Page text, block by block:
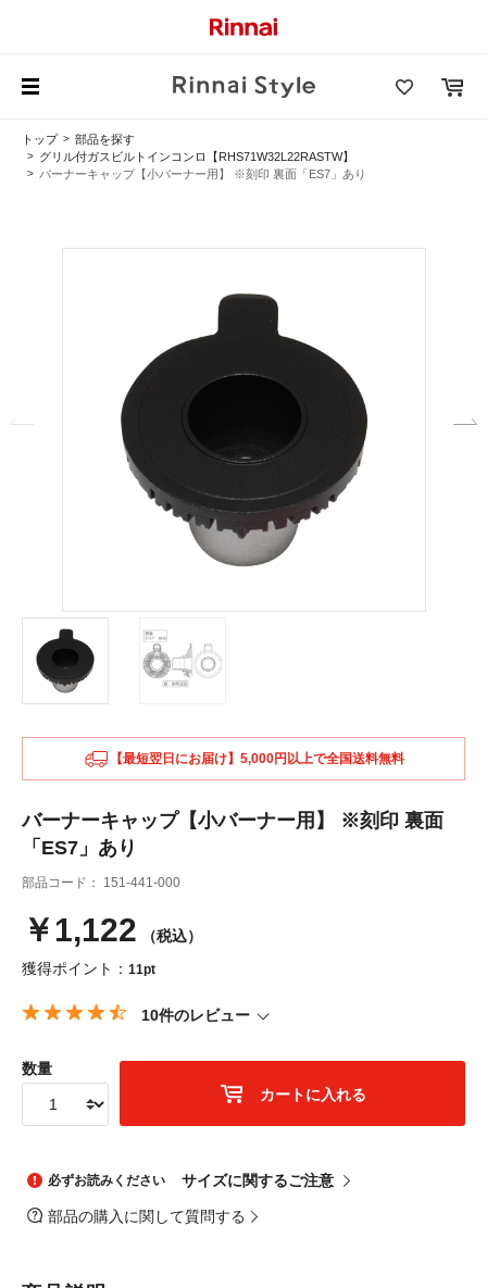
トップ
部品を探す
グリル付ガスビルトインコンロ【RHS71W32L22RASTW】
バーナーキャップ【小バーナー用】 ※刻印 裏面「ES7」あり
【最短翌日にお届け】5,000円以上で全国送料無料
バーナーキャップ【小バーナー用】 ※刻印 裏面
「ES7」あり
部品コード： 151-441-000
￥1,122 （税込）
獲得ポイント： 11pt
10件のレビュー
数量
カートに入れる
必ずお読みください サイズに関するご注意
部品の購入に関して質問する